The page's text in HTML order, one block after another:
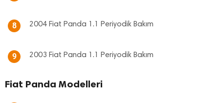
8 2004 Fiat Panda 1.1 Periyodik Bakım
9 2003 Fiat Panda 1.1 Periyodik Bakım
Fiat Panda Modelleri